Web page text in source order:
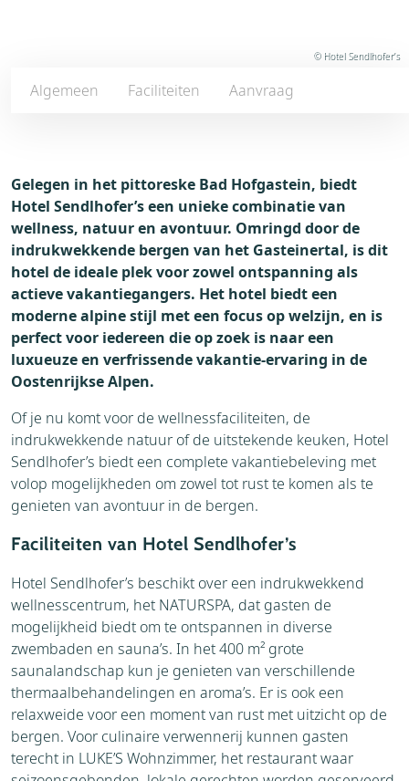
Algemeen Faciliteiten Aanvraag
© Hotel Sendlhofer’s
Gelegen in het pittoreske Bad Hofgastein, biedt
Hotel Sendlhofer’s een unieke combinatie van
wellness, natuur en avontuur. Omringd door de
indrukwekkende bergen van het Gasteinertal, is dit
hotel de ideale plek voor zowel ontspanning als
actieve vakantiegangers. Het hotel biedt een
moderne alpine stijl met een focus op welzijn, en is
perfect voor iedereen die op zoek is naar een
luxueuze en verfrissende vakantie-ervaring in de
Oostenrijkse Alpen.
Of je nu komt voor de wellnessfaciliteiten, de
indrukwekkende natuur of de uitstekende keuken, Hotel
Sendlhofer’s biedt een complete vakantiebeleving met
volop mogelijkheden om zowel tot rust te komen als te
genieten van avontuur in de bergen.
Faciliteiten van Hotel Sendlhofer’s
Hotel Sendlhofer’s beschikt over een indrukwekkend
wellnesscentrum, het NATURSPA, dat gasten de
mogelijkheid biedt om te ontspannen in diverse
zwembaden en sauna’s. In het 400 m² grote
saunalandschap kun je genieten van verschillende
thermaalbehandelingen en aroma’s. Er is ook een
relaxweide voor een moment van rust met uitzicht op de
bergen. Voor culinaire verwennerij kunnen gasten
terecht in LUKE’S Wohnzimmer, het restaurant waar